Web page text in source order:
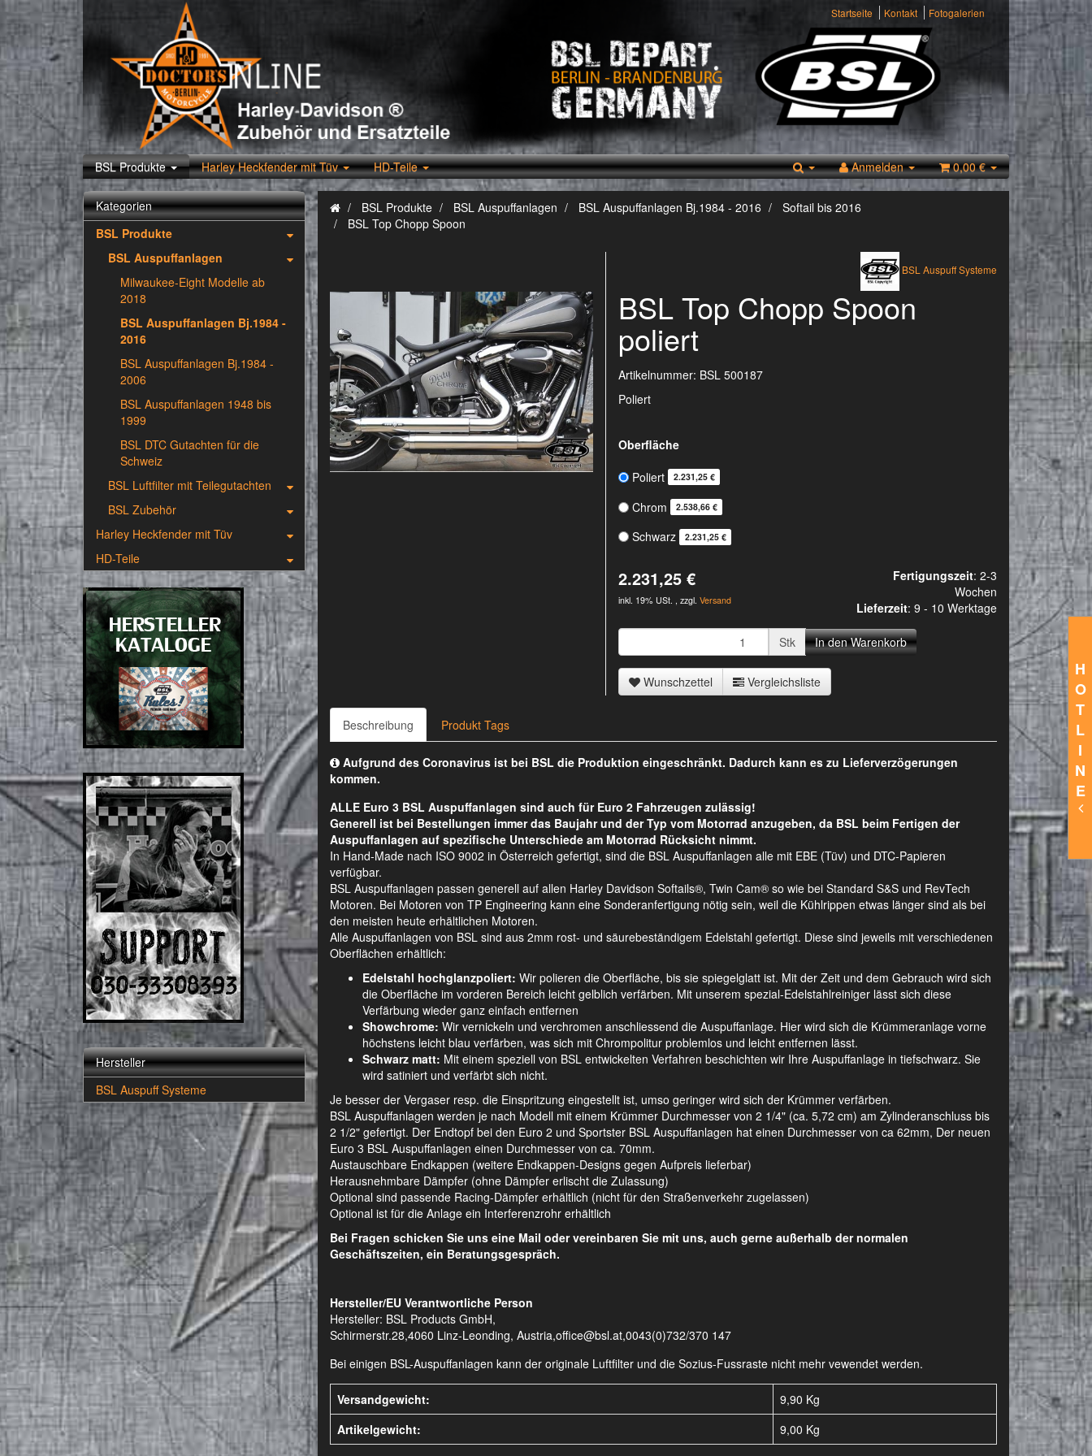
H
O
T
L
I
N
E
Startseite Kontakt Fotogalerien
BSL Produkte Harley Heckfender mit Tüv HD-Teile Anmelden 0,00 €
BSL Produkte BSL Auspuffanlagen BSL Auspuffanlagen Bj.1984 - 2016
Softail bis 2016
BSL Top Chopp Spoon
BSL Auspuff Systeme
BSL Top Chopp Spoon
poliert
Artikelnummer: BSL 500187
Poliert
Oberfläche
Poliert
2.231,25 €
Chrom 2.538,66 €
Schwarz 2.231,25 €
2.231,25 €
inkl. 19% USt. , zzgl.Versand
Fertigungszeit: 2-3
Wochen
Lieferzeit: 9 - 10 Werktage
Stk In den Warenkorb
Wunschzettel Vergleichsliste
Beschreibung Produkt Tags
Aufgrund des Coronavirus ist bei BSL die Produktion eingeschränkt. Dadurch kann es zu Lieferverzögerungen
kommen.
ALLE Euro 3 BSL Auspuffanlagen sind auch für Euro 2 Fahrzeugen zulässig!
Generell ist bei Bestellungen immer das Baujahr und der Typ vom Motorrad anzugeben, da BSL beim Fertigen der
Auspuffanlagen auf spezifische Unterschiede am Motorrad Rücksicht nimmt.
In Hand-Made nach ISO 9002 in Österreich gefertigt, sind die BSL Auspuffanlagen alle mit EBE (Tüv) und DTC-Papieren
verfügbar.
BSL Auspuffanlagen passen generell auf allen Harley Davidson Softails®, Twin Cam® so wie bei Standard S&S und RevTech
Motoren. Bei Motoren von TP Engineering kann eine Sonderanfertigung nötig sein, weil die Kühlrippen etwas länger sind als bei
den meisten heute erhältlichen Motoren.
Alle Auspuffanlagen von BSL sind aus 2mm rost- und säurebeständigem Edelstahl gefertigt. Diese sind jeweils mit verschiedenen
Oberflächen erhältlich:
Edelstahl hochglanzpoliert: Wir polieren die Oberfläche, bis sie spiegelglatt ist. Mit der Zeit und dem Gebrauch wird sich
die Oberfläche im vorderen Bereich leicht gelblich verfärben. Mit unserem spezial-Edelstahlreiniger lässt sich diese
Verfärbung wieder ganz einfach entfernen
Showchrome: Wir vernickeln und verchromen anschliessend die Auspuffanlage. Hier wird sich die Krümmeranlage vorne
höchstens leicht blau verfärben, was sich mit Chrompolitur problemlos und leicht entfernen lässt.
Schwarz matt: Mit einem speziell von BSL entwickelten Verfahren beschichten wir Ihre Auspuffanlage in tiefschwarz. Sie
wird satiniert und verfärbt sich nicht.
Je besser der Vergaser resp. die Einspritzung eingestellt ist, umso geringer wird sich der Krümmer verfärben.
BSL Auspuffanlagen werden je nach Modell mit einem Krümmer Durchmesser von 2 1/4" (ca. 5,72 cm) am Zylinderanschluss bis
2 1/2" gefertigt. Der Endtopf bei den Euro 2 und Sportster BSL Auspuffanlagen hat einen Durchmesser von ca 62mm, Der neuen
Euro 3 BSL Auspuffanlagen einen Durchmesser von ca. 70mm.
Austauschbare Endkappen (weitere Endkappen-Designs gegen Aufpreis lieferbar)
Herausnehmbare Dämpfer (ohne Dämpfer erlischt die Zulassung)
Optional sind passende Racing-Dämpfer erhältlich (nicht für den Straßenverkehr zugelassen)
Optional ist für die Anlage ein Interferenzrohr erhältlich
Bei Fragen schicken Sie uns eine Mail oder vereinbaren Sie mit uns, auch gerne außerhalb der normalen
Geschäftszeiten, ein Beratungsgespräch.
Hersteller/EU Verantwortliche Person
Hersteller: BSL Products GmbH,
Schirmerstr.28,4060 Linz-Leonding, Austria,office@bsl.at,0043(0)732/370 147
Bei einigen BSL-Auspuffanlagen kann der originale Luftfilter und die Sozius-Fussraste nicht mehr vewendet werden.
Versandgewicht:
9,90 Kg
Artikelgewicht:
9,00 Kg
Kategorien
BSL Produkte
BSL Auspuffanlagen
Milwaukee-Eight Modelle ab
2018
BSL Auspuffanlagen Bj.1984 -
2016
BSL Auspuffanlagen Bj.1984 -
2006
BSL Auspuffanlagen 1948 bis
1999
BSL DTC Gutachten für die
Schweiz
BSL Luftfilter mit Teilegutachten
BSL Zubehör
Harley Heckfender mit Tüv
HD-Teile
Hersteller
BSL Auspuff Systeme